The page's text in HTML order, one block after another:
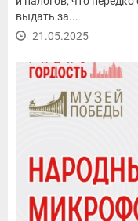
выдать за...
21.05.2025